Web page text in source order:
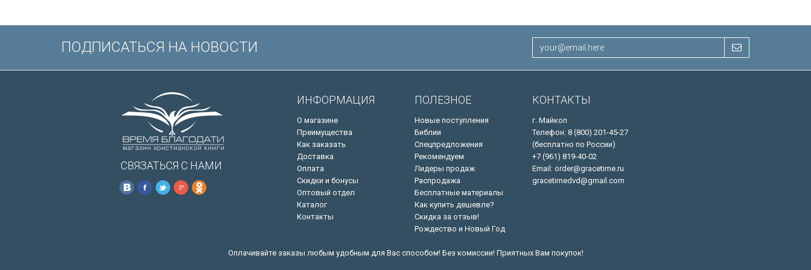
ПОДПИСАТЬСЯ НА НОВОСТИ
СВЯЗАТЬСЯ С НАМИ
ИНФОРМАЦИЯ
О магазине
Преимущества
Как заказать
Доставка
Оплата
Скидки и бонусы
Оптовый отдел
Каталог
Контакты
ПОЛЕЗНОЕ
Новые поступления
Библии
Спецпредложения
Рекомендуем
Лидеры продаж
Распродажа
Бесплатные материалы
Как купить дешевле?
Скидка за отзыв!
Рождество и Новый Год
КОНТАКТЫ
г. Майкоп
Телефон: 8 (800) 201-45-27
(бесплатно по России)
+7 (961) 819-40-02
Email: order@gracetime.ru
gracetimedvd@gmail.com
Оплачивайте заказы любым удобным для Вас способом! Без комиссии! Приятных Вам покупок!